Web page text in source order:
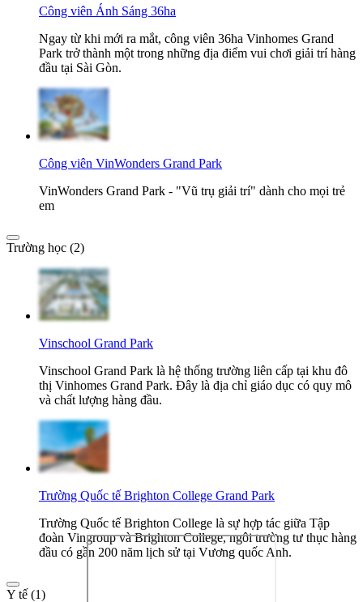
Công viên Ánh Sáng 36ha
Ngay từ khi mới ra mắt, công viên 36ha Vinhomes Grand
Park trở thành một trong những địa điểm vui chơi giải trí hàng
đầu tại Sài Gòn.
Công viên VinWonders Grand Park
VinWonders Grand Park - "Vũ trụ giải trí" dành cho mọi trẻ
em
Trường học (2)
Vinschool Grand Park
Vinschool Grand Park là hệ thống trường liên cấp tại khu đô
thị Vinhomes Grand Park. Đây là địa chỉ giáo dục có quy mô
và chất lượng hàng đầu.
Trường Quốc tế Brighton College Grand Park
Trường Quốc tế Brighton College là sự hợp tác giữa Tập
đoàn Vingroup và Brighton College, ngôi trường tư thục hàng
đầu có gần 200 năm lịch sử tại Vương quốc Anh.
Y tế (1)